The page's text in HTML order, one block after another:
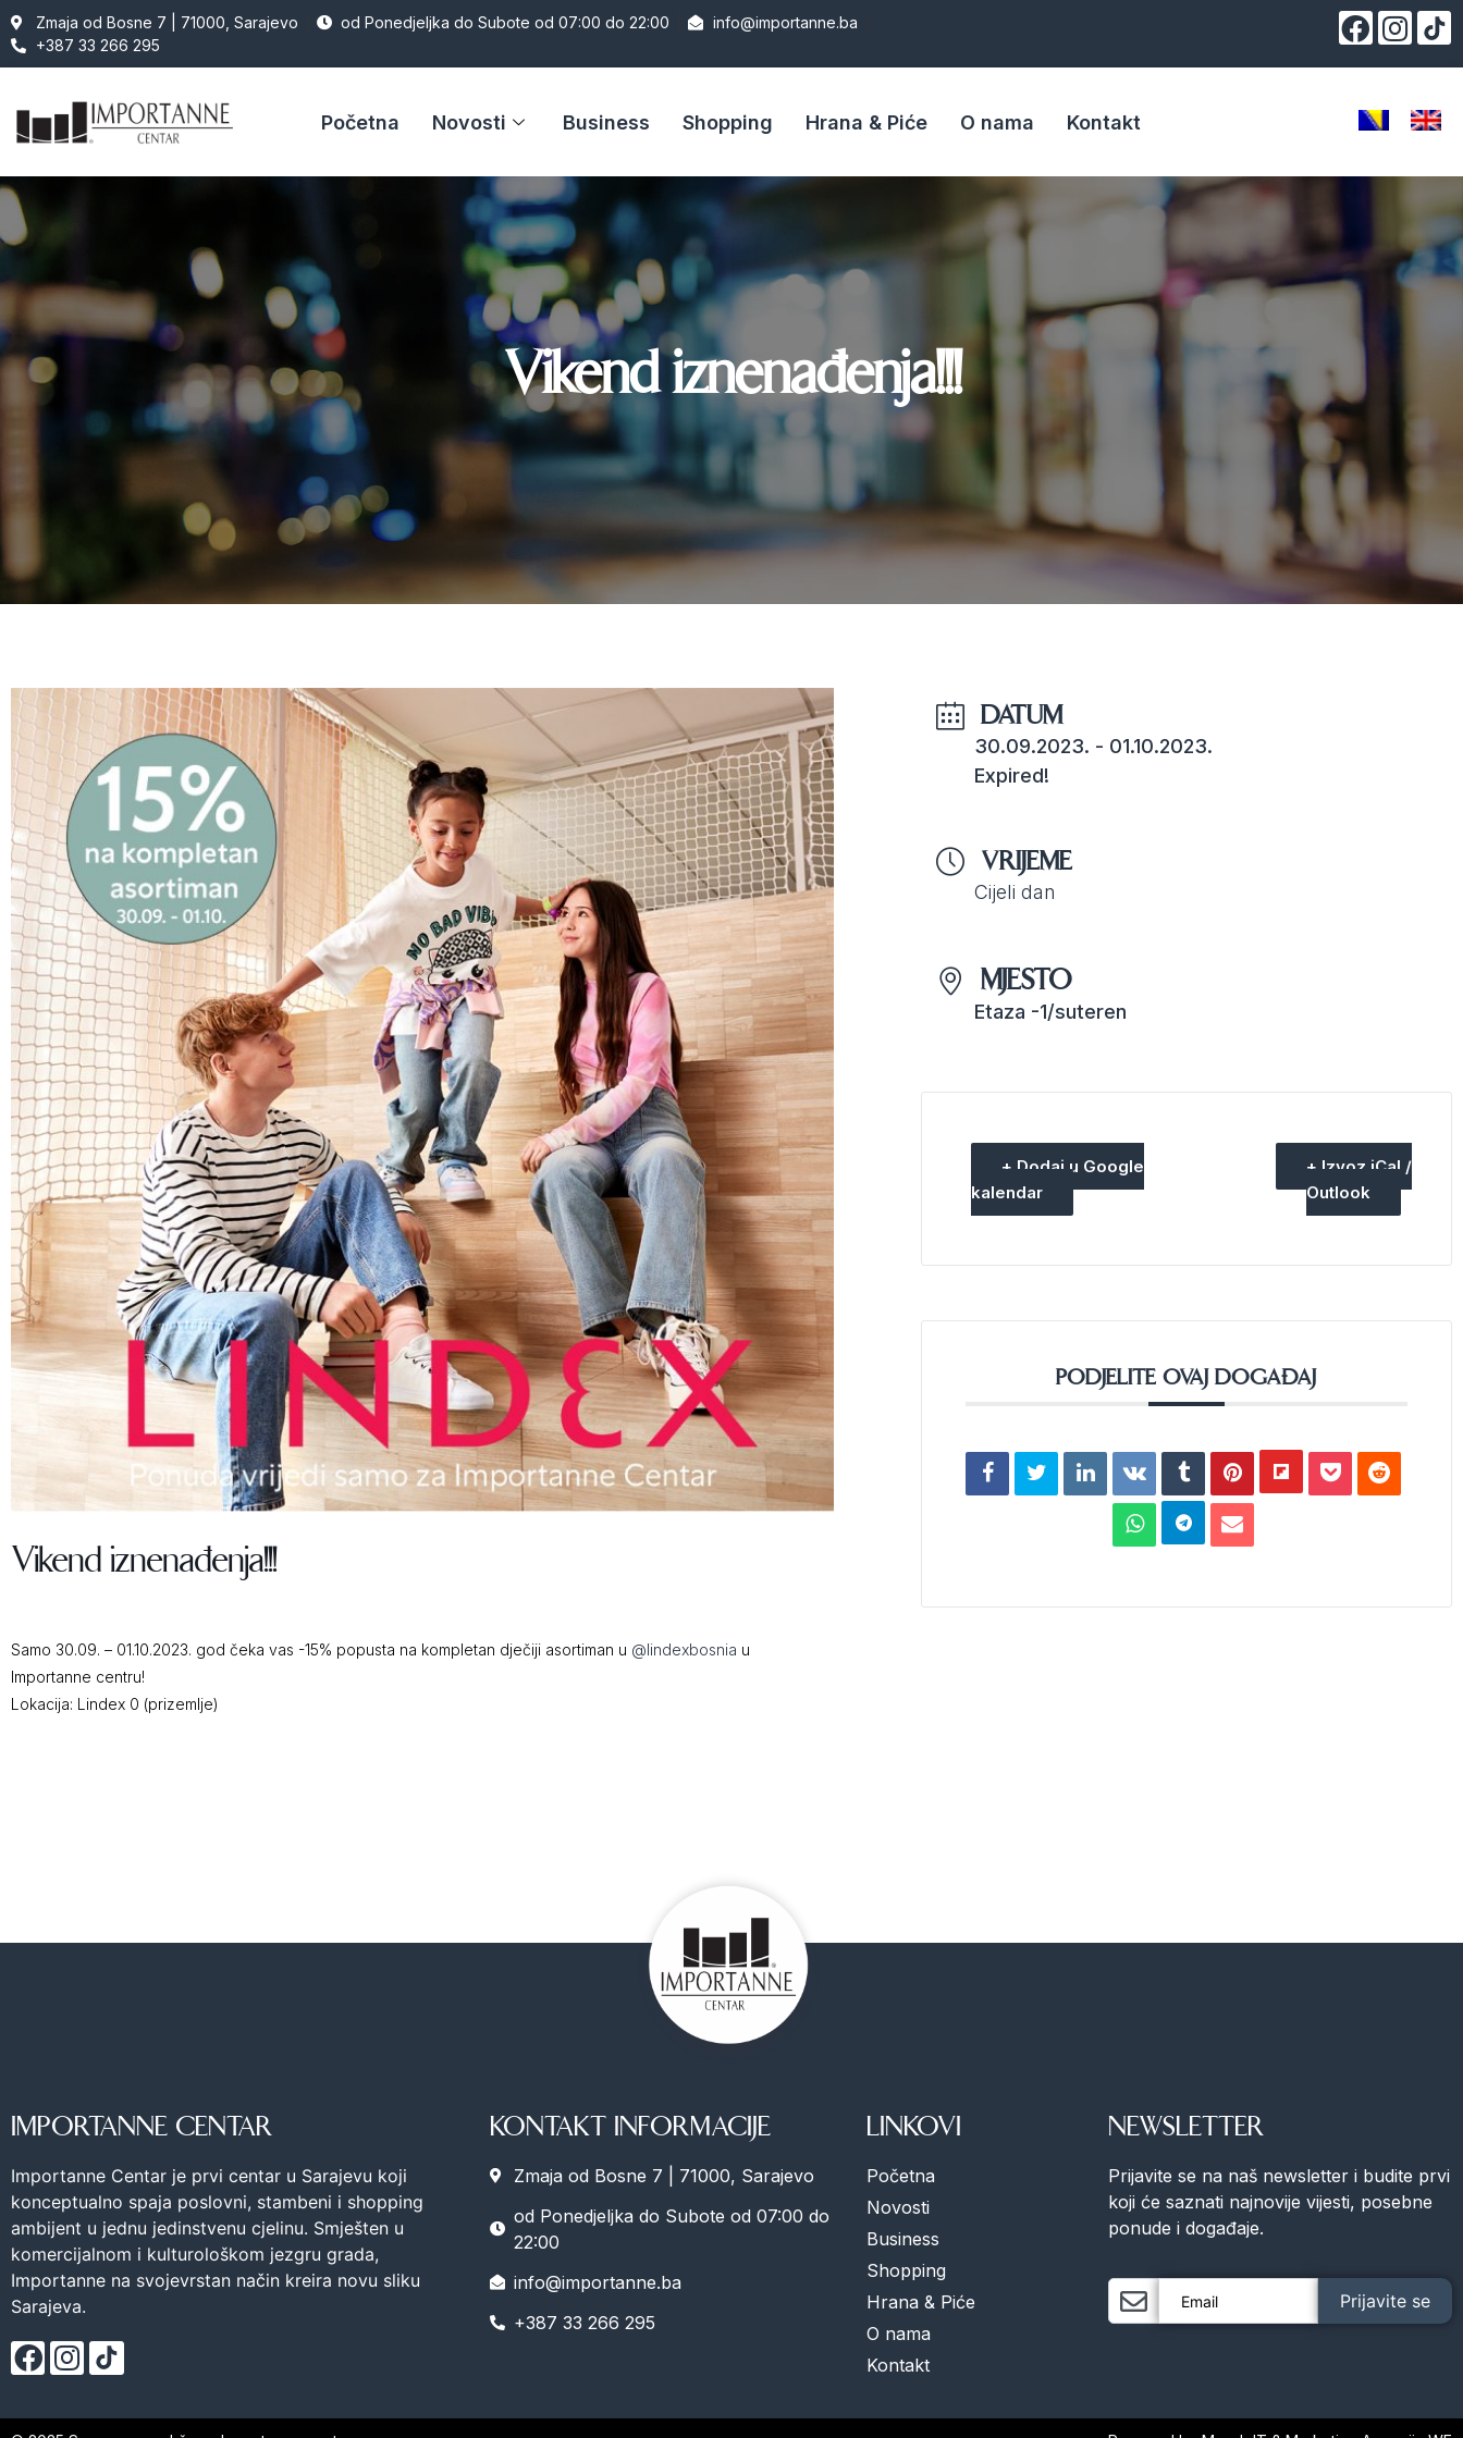
Zmaja od Bosne 7 | 71000, Sarajevo od Ponedjeljka do Subote od 07:00 do 22:00
info@importanne.ba
+387 33 266 295
Početna Novosti Business Shopping Hrana & Piće O nama Kontakt
Vikend iznenađenja!!!
Vikend iznenađenja!!!
Samo 30.09. – 01.10.2023. god čeka vas -15% popusta na kompletan dječiji asortiman u @lindexbosnia u
Importanne centru!
Lokacija: Lindex 0 (prizemlje)
DATUM
30.09.2023. - 01.10.2023.
Expired!
VRIJEME
Cijeli dan
MJESTO
Etaza -1/suteren
+ Dodaj u Google
kalendar
+ Izvoz iCal /
Outlook
PODJELITE OVAJ DOGAĐAJ
IMPORTANNE CENTAR
Importanne Centar je prvi centar u Sarajevu koji
konceptualno spaja poslovni, stambeni i shopping
ambijent u jednu jedinstvenu cjelinu. Smješten u
komercijalnom i kulturološkom jezgru grada,
Importanne na svojevrstan način kreira novu sliku
Sarajeva.
KONTAKT INFORMACIJE
Zmaja od Bosne 7 | 71000, Sarajevo
od Ponedjeljka do Subote od 07:00 do
22:00
info@importanne.ba
+387 33 266 295
LINKOVI
Početna
Novosti
Business
Shopping
Hrana & Piće
O nama
Kontakt
NEWSLETTER
Prijavite se na naš newsletter i budite prvi
koji će saznati najnovije vijesti, posebne
ponude i događaje.
Prijavite se